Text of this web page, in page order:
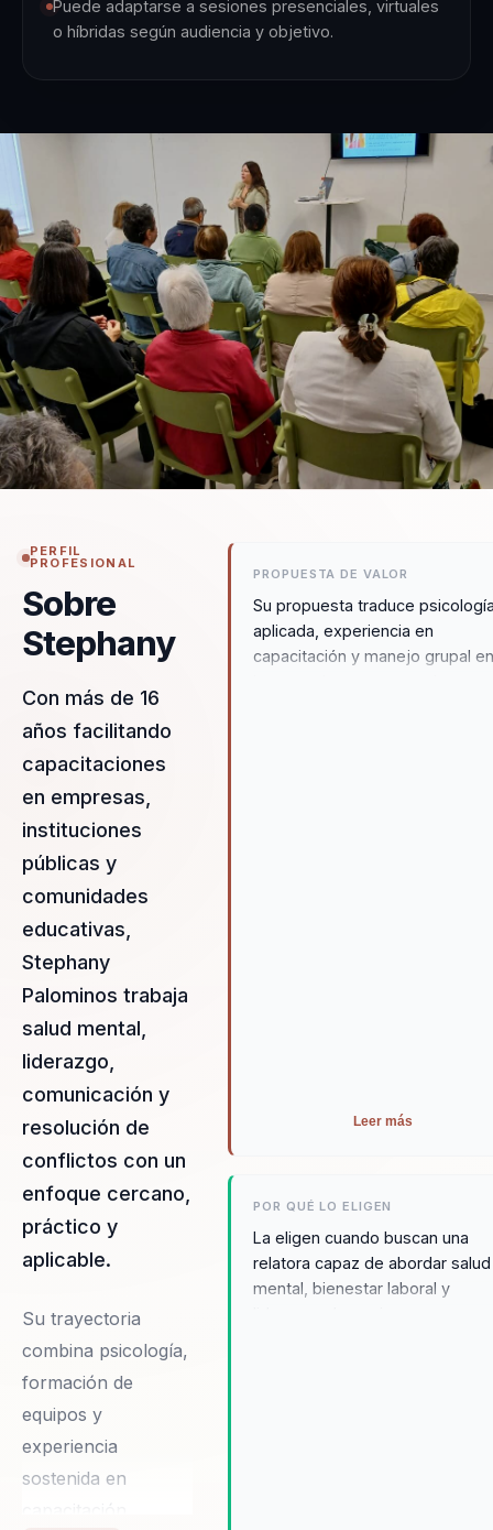
Puede adaptarse a sesiones presenciales, virtuales
o híbridas según audiencia y objetivo.
PERFIL
PROFESIONAL
Sobre
Stephany
Con más de 16
años facilitando
capacitaciones
en empresas,
instituciones
públicas y
comunidades
educativas,
Stephany
Palominos trabaja
salud mental,
liderazgo,
comunicación y
resolución de
conflictos con un
enfoque cercano,
práctico y
aplicable.
Su trayectoria
combina psicología,
formación de
equipos y
experiencia
sostenida en
PROPUESTA DE VALOR
Su propuesta traduce
aplicada, experiencia en
capacitación y manejo grupal
Leer más
POR QUÉ LO ELIGEN
La eligen cuando buscan una
relatora capaz de abordar salud
mental, bienestar laboral y